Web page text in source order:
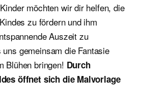
möchten wir dir helfen, die
zu fördern und ihm
Auszeit zu
gemeinsam die Fantasie
Blühen bringen! Durch
öffnet sich die Malvorlage